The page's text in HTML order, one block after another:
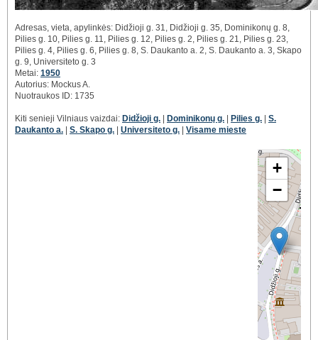
Adresas, vieta, apylinkės: Didžioji g. 31, Didžioji g. 35, Dominikonų g. 8,
Pilies g. 10, Pilies g. 11, Pilies g. 12, Pilies g. 2, Pilies g. 21, Pilies g. 23,
Pilies g. 4, Pilies g. 6, Pilies g. 8, S. Daukanto a. 2, S. Daukanto a. 3, Skapo
g. 9, Universiteto g. 3
Metai: 1950
Autorius: Mockus A.
Nuotraukos ID: 1735
Kiti senieji Vilniaus vaizdai: Didžioji g. | Dominikonų g. | Pilies g. | S.
Daukanto a. | S. Skapo g. | Universiteto g. | Visame mieste
+
−